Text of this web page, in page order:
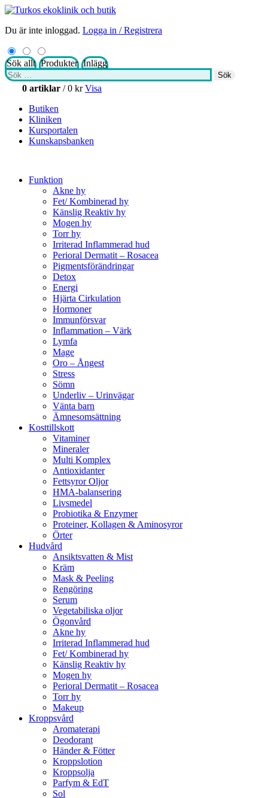
Du är inte inloggad. Logga in / Registrera
Sök allt Produkter Inlägg
Sök
efter:
Sök
0 artiklar /0 kr Visa
Butiken
Kliniken
Kursportalen
Kunskapsbanken
Funktion
Akne hy
Fet/ Kombinerad hy
Känslig Reaktiv hy
Mogen hy
Torr hy
Irriterad Inflammerad hud
Perioral Dermatit – Rosacea
Pigmentsförändringar
Detox
Energi
Hjärta Cirkulation
Hormoner
Immunförsvar
Inflammation – Värk
Lymfa
Mage
Oro – Ångest
Stress
Sömn
Underliv – Urinvägar
Vänta barn
Ämnesomsättning
Kosttillskott
Vitaminer
Mineraler
Multi Komplex
Antioxidanter
Fettsyror Oljor
HMA-balansering
Livsmedel
Probiotika & Enzymer
Proteiner, Kollagen & Aminosyror
Örter
Hudvård
Ansiktsvatten & Mist
Kräm
Mask & Peeling
Rengöring
Serum
Vegetabiliska oljor
Ögonvård
Akne hy
Irriterad Inflammerad hud
Fet/ Kombinerad hy
Känslig Reaktiv hy
Mogen hy
Perioral Dermatit – Rosacea
Torr hy
Makeup
Kroppsvård
Aromaterapi
Deodorant
Händer & Fötter
Kroppslotion
Kroppsolja
Parfym & EdT
Sol